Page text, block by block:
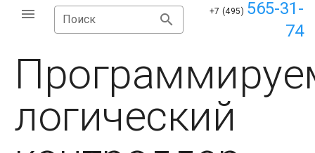
Поиск
+7 (495) 565-31-
74
логический